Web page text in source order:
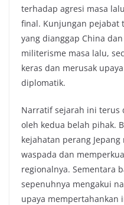
terhadap agresi masa
final. Kunjungan pejabat
yang dianggap China
militerisme masa lalu,
keras dan merusak
diplomatik.
Narratif sejarah ini terus
oleh kedua belah pihak.
kejahatan perang
waspada dan
regionalnya. Sementara
sepenuhnya mengakui
upaya mempertahankan